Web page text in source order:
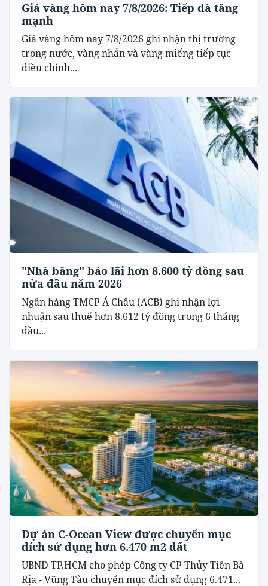
Giá vàng hôm nay 7/8/2026: Tiếp đà tăng
mạnh
Giá vàng hôm nay 7/8/2026 ghi nhận thị trường
trong nước, vàng nhẫn và vàng miếng tiếp tục
điều chỉnh...
"Nhà băng" báo lãi hơn 8.600 tỷ đồng sau
nửa đầu năm 2026
Ngân hàng TMCP Á Châu (ACB) ghi nhận lợi
nhuận sau thuế hơn 8.612 tỷ đồng trong 6 tháng
đầu...
Dự án C-Ocean View được chuyển mục
đích sử dụng hơn 6.470 m2 đất
UBND TP.HCM cho phép Công ty CP Thủy Tiên Bà
Rịa - Vũng Tàu chuyển mục đích sử dụng 6.471...